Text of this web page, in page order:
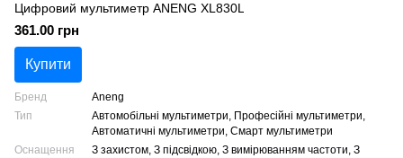
Цифровий мультиметр ANENG XL830L
361.00 грн
Купити
Бренд
Aneng
Тип
Автомобільні мультиметри, Професійні мультиметри,
Автоматичні мультиметри, Смарт мультиметри
Оснащення
З захистом, З підсвідкою, З вимірюванням частоти, З